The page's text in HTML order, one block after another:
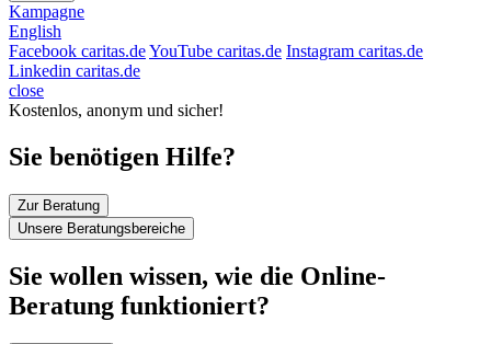
Kampagne
English
Facebook caritas.deYouTube caritas.de Instagram caritas.de
Linkedin caritas.de
close
Kostenlos, anonym und sicher!
Sie benötigen Hilfe?
Zur Beratung
Unsere Beratungsbereiche
Sie wollen wissen, wie die Online-
Beratung funktioniert?